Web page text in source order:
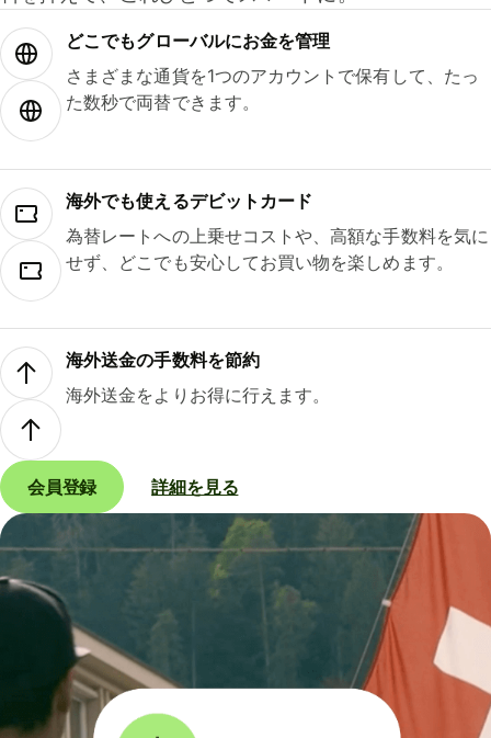
どこでもグ⁠ロ⁠ー⁠バ⁠ルにお金を管理
さまざまな通貨を1つのアカウントで保有して、たっ
た数秒で両替できます。
海外でも使えるデビットカード
為替レートへの上乗せコストや、高額な手数料を気に
せず、どこでも安心してお買い物を楽しめます。
海外送金の手数料を節約
海外送金をよりお得に行えます。
会員登録 詳細を見る